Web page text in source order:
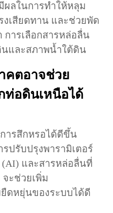
ลในการทำให้หลุม
งเสียดทาน และช่วยพัด
ารเลือกสารหล่อลื่น
และสภาพน้ำใต้ดิน
คตอาจช่วย
อดินเหนือได้
ารสึกหรอได้ดีขึ้น
รปรับปรุงพารามิเตอร์
และสารหล่อลื่นที่
ะช่วยเพิ่ม
ดหยุ่นของระบบได้ดี